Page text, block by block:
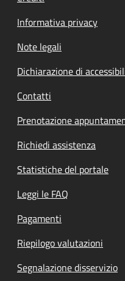
Informativa privacy
Note legali
Dichiarazione di
Contatti
Prenotazione
Richiedi assistenza
Statistiche del portale
Leggi le FAQ
Pagamenti
Riepilogo valutazioni
Segnalazione disservizio